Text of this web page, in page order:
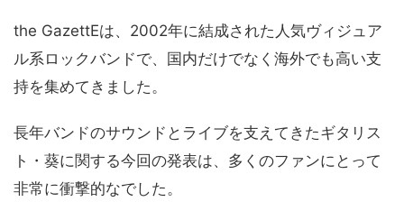
the GazettEは、2002年に結成された人気ヴィジュア
ル系ロックバンドで、国内だけでなく海外でも高い支
持を集めてきました。
長年バンドのサウンドとライブを支えてきたギタリス
ト・葵に関する今回の発表は、多くのファンにとって
非常に衝撃的なでした。